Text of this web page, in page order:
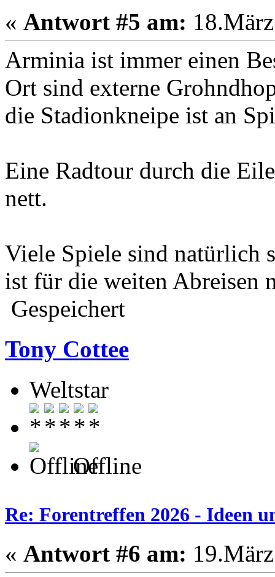
« Antwort #5 am:
Arminia ist immer einen
Ort sind externe
die Stadionkneipe ist an
Eine Radtour durch die
nett.
Viele Spiele sind natürlich
ist für die weiten Abreisen
Gespeichert
Tony Cottee
Weltstar
Offline
Re: Forentreffen 2026 - Ideen
« Antwort #6 am: